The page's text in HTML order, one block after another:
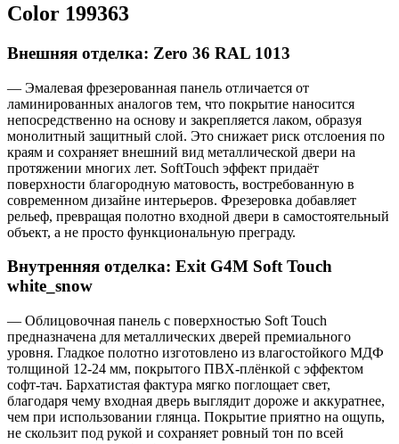
Color 199363
Внешняя отделка: Zero 36 RAL 1013
— Эмалевая фрезерованная панель отличается от
ламинированных аналогов тем, что покрытие наносится
непосредственно на основу и закрепляется лаком, образуя
монолитный защитный слой. Это снижает риск отслоения по
краям и сохраняет внешний вид металлической двери на
протяжении многих лет. SoftTouch эффект придаёт
поверхности благородную матовость, востребованную в
современном дизайне интерьеров. Фрезеровка добавляет
рельеф, превращая полотно входной двери в самостоятельный
объект, а не просто функциональную преграду.
Внутренняя отделка: Exit G4M Soft Touch
white_snow
— Облицовочная панель с поверхностью Soft Touch
предназначена для металлических дверей премиального
уровня. Гладкое полотно изготовлено из влагостойкого МДФ
толщиной 12-24 мм, покрытого ПВХ-плёнкой с эффектом
софт-тач. Бархатистая фактура мягко поглощает свет,
благодаря чему входная дверь выглядит дороже и аккуратнее,
чем при использовании глянца. Покрытие приятно на ощупь,
не скользит под рукой и сохраняет ровный тон по всей